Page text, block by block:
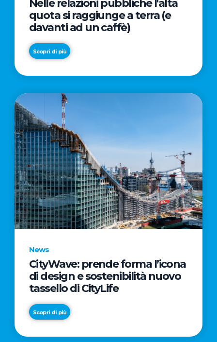
Nelle relazioni pubbliche l'alta
quota si raggiunge a terra (e
davanti ad un caffè)
Scopri di più
News
CityWave: prende forma l’icona
di design e sostenibilità nuovo
tassello di CityLife
Scopri di più
News
“Passione